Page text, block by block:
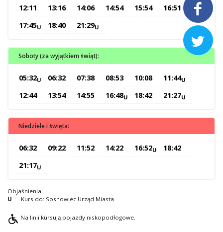


Inne
Centrum Obsługi Klienta
Multimedia
Uwagi i wnioski
12:11 13:16 14:06 14:54 15:54
16:51
17:45U 18:40 21:29U
Soboty (za wyjątkiem świąt):
05:32U 06:32 07:38 08:53 10:08 11:44U
12:44 13:54 14:55 16:48U 18:42 21:27U
Niedziele i święta:
06:32 09:22 11:52 14:22 16:52U
18:42
21:17U
Objaśnienia:
U
Kurs do: Sosnowiec Urząd Miasta
Na linii kursują pojazdy niskopodłogowe.